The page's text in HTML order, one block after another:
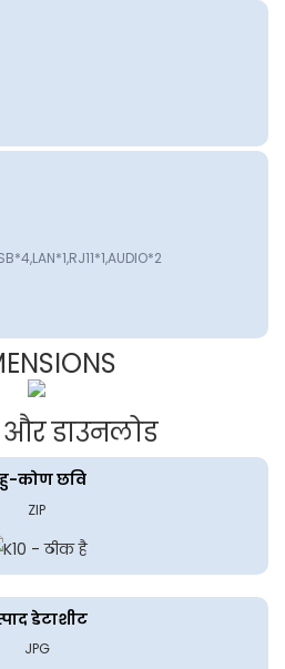
डाउनलोड
कोण छवि
ZIP
डेटाशीट
JPG